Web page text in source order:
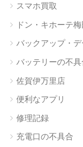
スマホ買取
ドン・キホーテ
バックアップ・デ
バッテリーの不具
佐賀伊万里店
便利なアプリ
修理記録
充電口の不具合